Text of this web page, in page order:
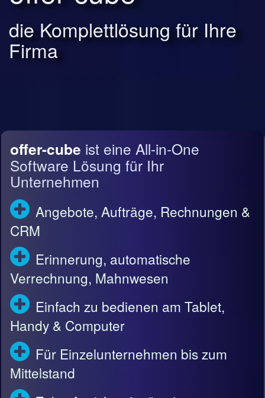
die Komplettlösung für Ihre
Firma
offer-cube ist eine All-in-One
Software Lösung für Ihr
Unternehmen
Angebote, Aufträge, Rechnungen &
CRM
Erinnerung, automatische
Verrechnung, Mahnwesen
Einfach zu bedienen am Tablet,
Handy & Computer
Für Einzelunternehmen bis zum
Mittelstand